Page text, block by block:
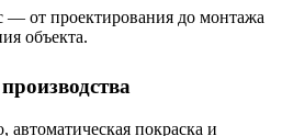
— от проектирования до монтажа
объекта.
автоматическая покраска и